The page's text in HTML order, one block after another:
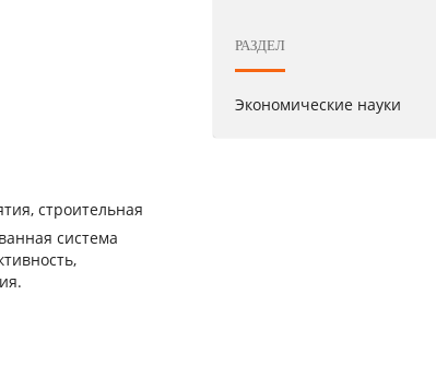
строительная
система
РАЗДЕЛ
Экономические науки